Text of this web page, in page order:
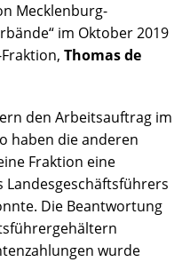
Mecklenburg-
im Oktober 2019
Thomas de
den Arbeitsauftrag im
haben die anderen
Fraktion eine
Landesgeschäftsführers
Die Beantwortung
wurde